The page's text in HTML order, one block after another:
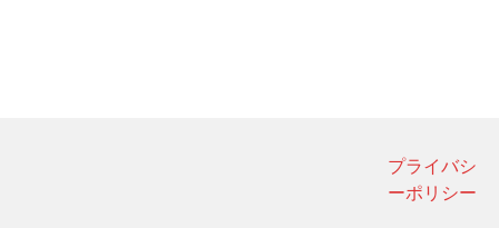
プライバシ
ーポリシー